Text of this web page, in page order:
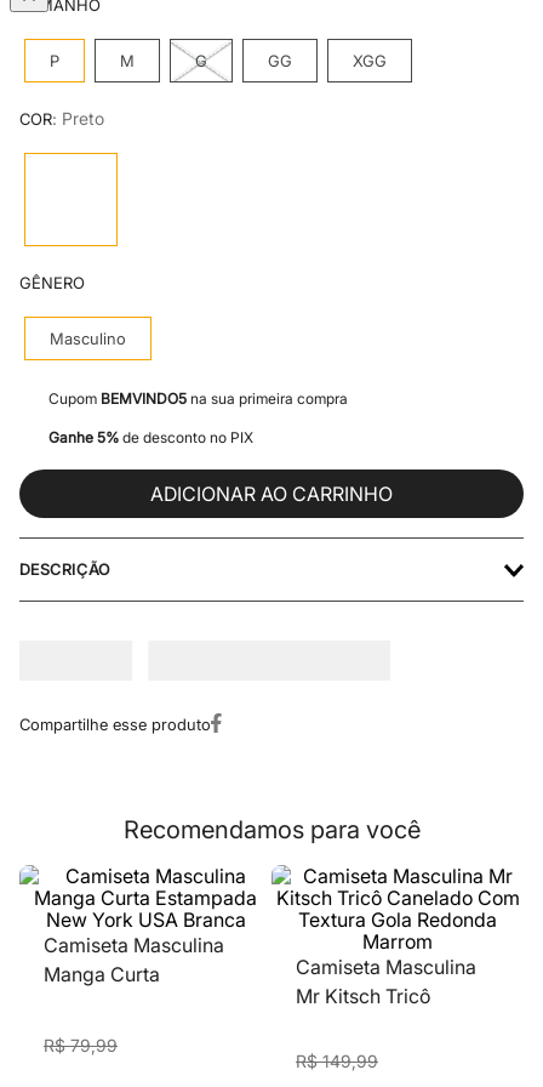
TAMANHO
P M G GG XGG
COR: Preto
GÊNERO
Masculino
Cupom BEMVINDO5 na sua primeira compra
Ganhe 5% de desconto no PIX
ADICIONAR AO CARRINHO
DESCRIÇÃO
Recomendamos para você